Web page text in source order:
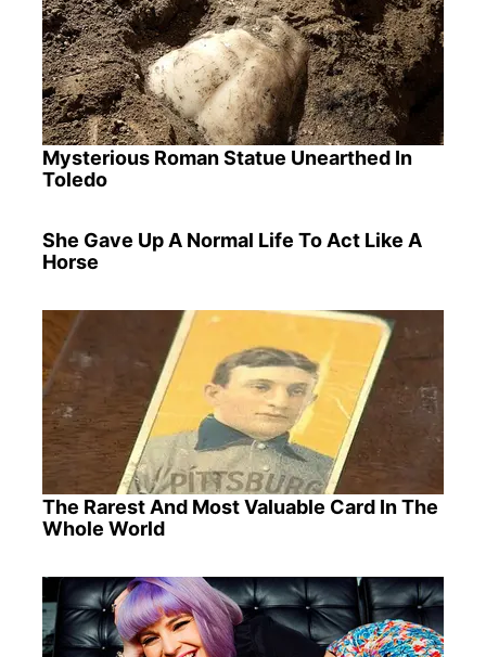
Mysterious Roman Statue Unearthed In
Toledo
She Gave Up A Normal Life To Act Like A
Horse
The Rarest And Most Valuable Card In The
Whole World